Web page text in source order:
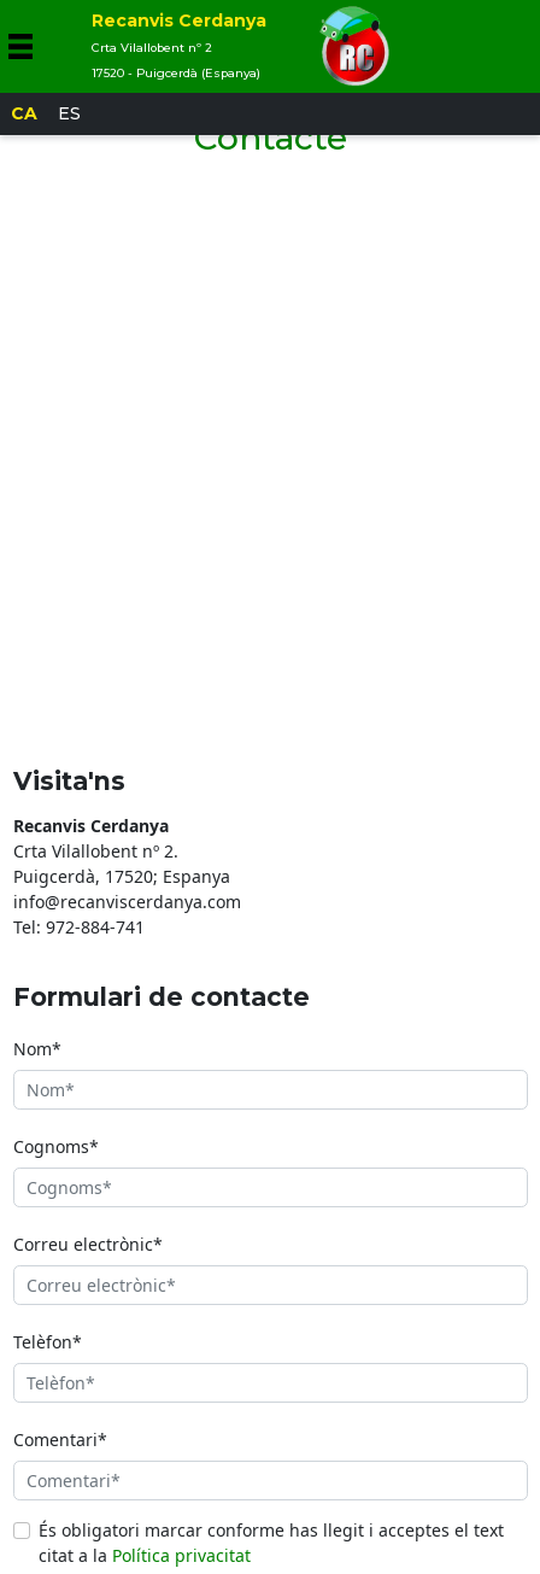
Recanvis Cerdanya
Crta Vilallobent nº 2
17520 - Puigcerdà (Espanya)
CA ES
Contacte
Visita'ns
Recanvis Cerdanya
Crta Vilallobent nº 2.
Puigcerdà, 17520; Espanya
info@recanviscerdanya.com
Tel: 972-884-741
Formulari de contacte
Nom*
Cognoms*
Correu electrònic*
Telèfon*
Comentari*
És obligatori marcar conforme has llegit i acceptes el text
citat a la Política privacitat